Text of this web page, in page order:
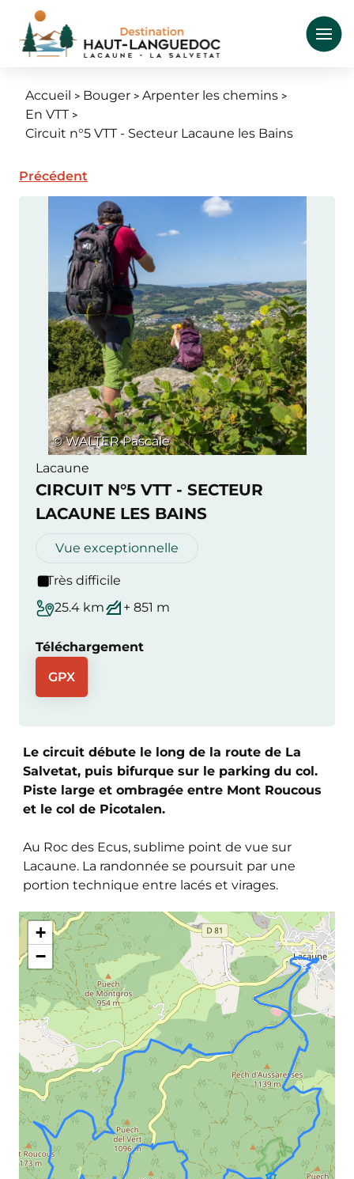
contenu
Fil
d'Ariane
Accueil Bouger
Arpenter les chemins
En VTT
Circuit n°5 VTT - Secteur Lacaune les Bains
Précédent
© WALTER Pascale
Lacaune
CIRCUIT N°5 VTT - SECTEUR
LACAUNE LES BAINS
Vue exceptionnelle
Très difficile
25.4 km
+ 851 m
Téléchargement
GPX
Le circuit débute le long de la route de La
Salvetat, puis bifurque sur le parking du col.
Piste large et ombragée entre Mont Roucous
et le col de Picotalen.
Au Roc des Ecus, sublime point de vue sur
Lacaune. La randonnée se poursuit par une
portion technique entre lacés et virages.
+
−